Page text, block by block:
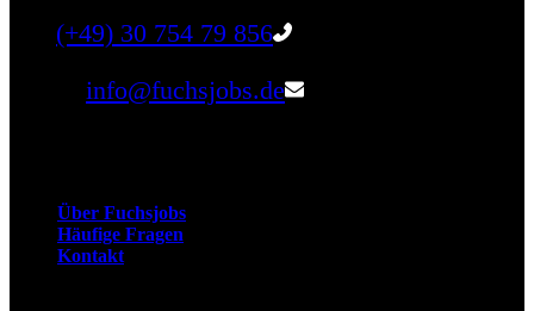
(+49) 30 754 79 856
info@fuchsjobs.de
Über Fuchsjobs
Häufige Fragen
Kontakt